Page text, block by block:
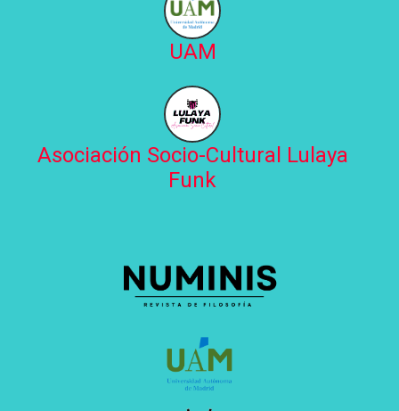
UAM
Asociación Socio-Cultural Lulaya
Funk